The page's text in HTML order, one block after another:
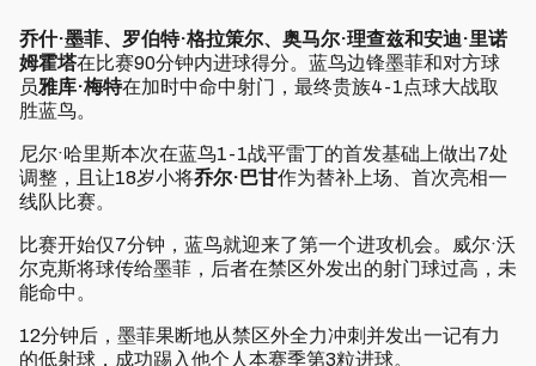
乔什·墨菲、罗伯特·格拉策尔、奥马尔·理查兹和安迪·里诺
姆霍塔在比赛90分钟内进球得分。蓝鸟边锋墨菲和对方球
员雅库·梅特在加时中命中射门，最终贵族4-1点球大战取
胜蓝鸟。
尼尔·哈里斯本次在蓝鸟1-1战平雷丁的首发基础上做出7处
调整，且让18岁小将乔尔·巴甘作为替补上场、首次亮相一
线队比赛。
比赛开始仅7分钟，蓝鸟就迎来了第一个进攻机会。威尔·沃
尔克斯将球传给墨菲，后者在禁区外发出的射门球过高，未
能命中。
12分钟后，墨菲果断地从禁区外全力冲刺并发出一记有力
的低射球，成功踢入他个人本赛季第3粒进球。